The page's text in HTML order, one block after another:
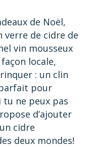
de Noël,
verre de cidre de
vin mousseux
locale,
: un clin
pour
tu ne peux pas
d’ajouter
cidre
deux mondes!